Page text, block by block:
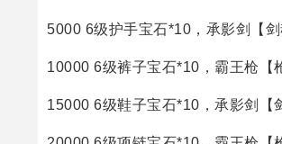
5000 6级护手宝石*10，承影剑【
10000 6级裤子宝石*10，霸王枪【
15000 6级鞋子宝石*10，承影剑【